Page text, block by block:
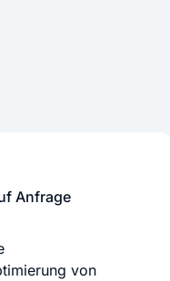
Anfrage
von